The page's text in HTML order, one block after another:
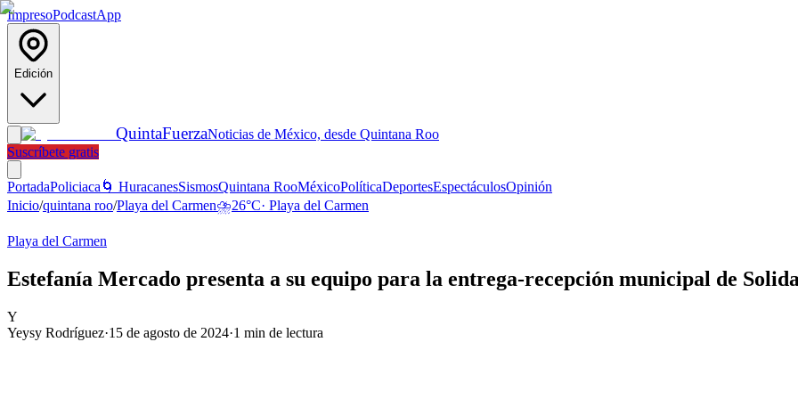
ImpresoPodcastApp
Edición
QuintaFuerzaNoticias de México, desde Quintana Roo
Suscríbete gratis
PortadaPoliciaca 🌀 HuracanesSismosQuintana RooMéxicoPolíticaDeportesEspectáculosOpinión
Inicio/quintana roo/Playa del Carmen⛈️26°C· Playa del Carmen
Playa del Carmen
Estefanía Mercado presenta a su equipo para la entrega-recepción municipal de
Y
Yeysy Rodríguez·15 de agosto de 2024·1 min de lectura